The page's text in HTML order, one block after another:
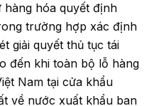
hàng hóa quyết định
trường hợp xác định
giải quyết thủ tục tái
đến khi toàn bộ lỗ hàng
Nam tại cửa khẩu
về nước xuất khẩu ban